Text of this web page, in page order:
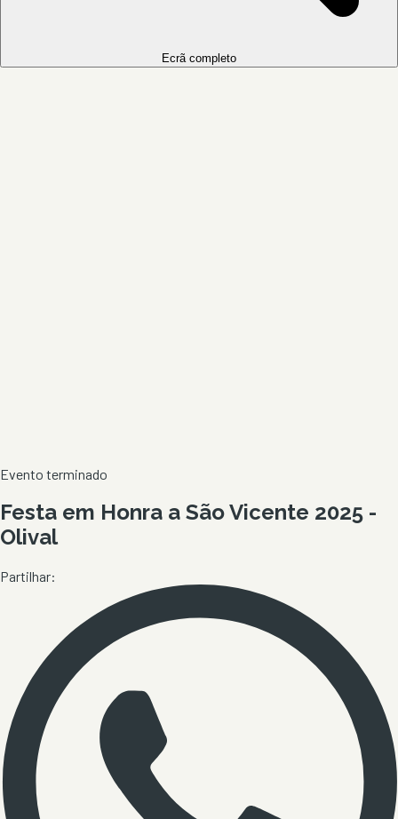
Ecrã completo
Evento terminado
Festa em Honra a São Vicente 2025 -
Olival
Partilhar: